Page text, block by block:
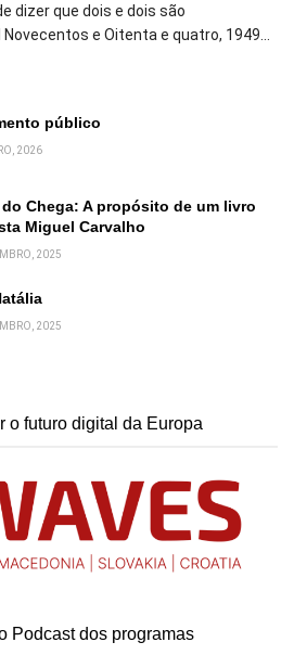
dizer que dois e dois são
e Oitenta e quatro, 1949...
público
2026
Chega: A propósito de um livro
Miguel Carvalho
2025
2025
o futuro digital da Europa
Podcast dos programas